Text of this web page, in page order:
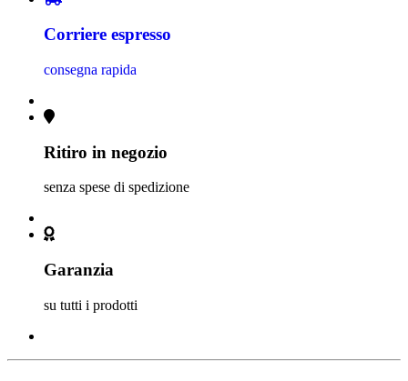
Corriere espresso
consegna rapida
Ritiro in negozio
senza spese di spedizione
Garanzia
su tutti i prodotti